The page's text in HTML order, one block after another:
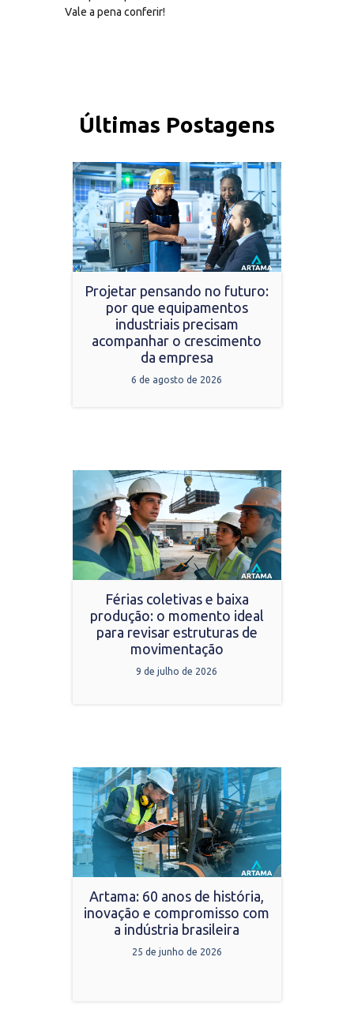
Vale a pena conferir!
Últimas Postagens
Projetar pensando no futuro:
por que equipamentos
industriais precisam
acompanhar o crescimento
da empresa
6 de agosto de 2026
Férias coletivas e baixa
produção: o momento ideal
para revisar estruturas de
movimentação
9 de julho de 2026
Artama: 60 anos de história,
inovação e compromisso com
a indústria brasileira
25 de junho de 2026